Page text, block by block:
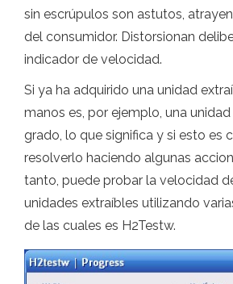
sin escrúpulos son astutos,
del consumidor. Distorsionan
indicador de velocidad.
Si ya ha adquirido una unidad
manos es, por ejemplo, una
grado, lo que significa y si esto es
resolverlo haciendo algunas
tanto, puede probar la velocidad
unidades extraíbles utilizando
de las cuales es H2Testw.